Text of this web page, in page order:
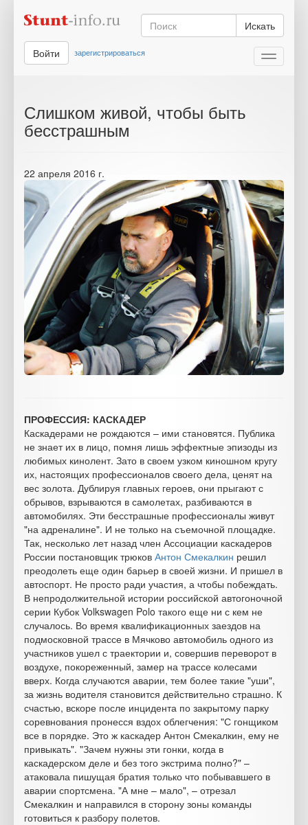
Искать
Toggle
Войти зарегистрироваться
Слишком живой, чтобы быть
бесстрашным
22 апреля 2016 г.
ПРОФЕССИЯ: КАСКАДЕР
Каскадерами не рождаются – ими становятся. Публика
не знает их в лицо, помня лишь эффектные эпизоды из
любимых кинолент. Зато в своем узком киношном кругу
их, настоящих профессионалов своего дела, ценят на
вес золота. Дублируя главных героев, они прыгают с
обрывов, взрываются в самолетах, разбиваются в
автомобилях. Эти бесстрашные профессионалы живут
"на адреналине". И не только на съемочной площадке.
Так, несколько лет назад член Ассоциации каскадеров
России постановщик трюков Антон Смекалкин решил
преодолеть еще один барьер в своей жизни. И пришел в
автоспорт. Не просто ради участия, а чтобы побеждать.
В непродолжительной истории российской автогоночной
серии Кубок Volkswagen Polo такого еще ни с кем не
случалось. Во время квалификационных заездов на
подмосковной трассе в Мячково автомобиль одного из
участников ушел с траектории и, совершив переворот в
воздухе, покореженный, замер на трассе колесами
вверх. Когда случаются аварии, тем более такие "уши",
за жизнь водителя становится действительно страшно. К
счастью, вскоре после инцидента по закрытому парку
соревнования пронесся вздох облегчения: "С гонщиком
все в порядке. Это ж каскадер Антон Смекалкин, ему не
привыкать". "Зачем нужны эти гонки, когда в
каскадерском деле и без того экстрима полно?" –
атаковала пишущая братия только что побывавшего в
аварии спортсмена. "А мне – мало", – отрезал
Смекалкин и направился в сторону зоны команды
готовиться к разбору полетов.